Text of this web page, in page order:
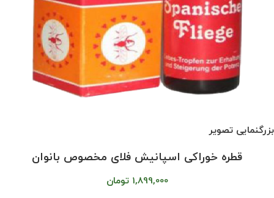
بزرگنمایی تصویر
قطره خوراکی اسپانيش فلای مخصوص بانوان
1,899,000 تومان